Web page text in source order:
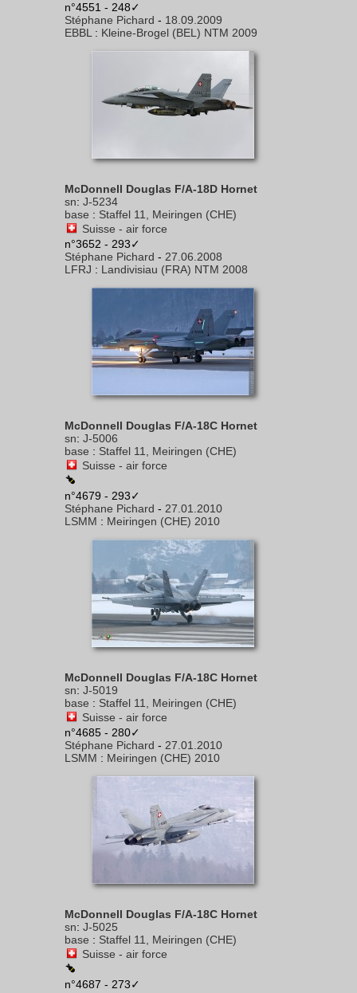
n°4551 - 248✓
Stéphane Pichard - 18.09.2009
EBBL : Kleine-Brogel (BEL) NTM 2009
McDonnell Douglas F/A-18D Hornet
sn: J-5234
base : Staffel 11, Meiringen (CHE)
Suisse - air force
n°3652 - 293✓
Stéphane Pichard - 27.06.2008
LFRJ : Landivisiau (FRA) NTM 2008
McDonnell Douglas F/A-18C Hornet
sn: J-5006
base : Staffel 11, Meiringen (CHE)
Suisse - air force
n°4679 - 293✓
Stéphane Pichard - 27.01.2010
LSMM : Meiringen (CHE) 2010
McDonnell Douglas F/A-18C Hornet
sn: J-5019
base : Staffel 11, Meiringen (CHE)
Suisse - air force
n°4685 - 280✓
Stéphane Pichard - 27.01.2010
LSMM : Meiringen (CHE) 2010
McDonnell Douglas F/A-18C Hornet
sn: J-5025
base : Staffel 11, Meiringen (CHE)
Suisse - air force
n°4687 - 273✓